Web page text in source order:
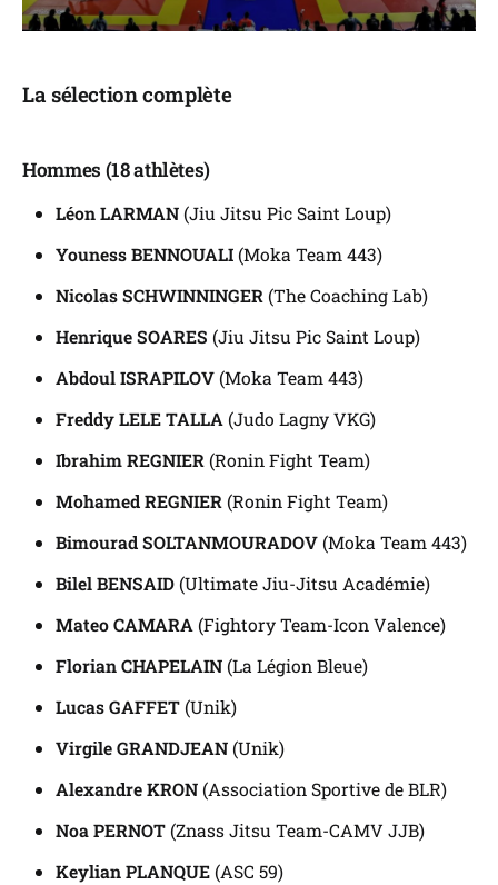
La sélection complète
Hommes (18 athlètes)
Léon LARMAN(Jiu Jitsu Pic Saint Loup)
Youness BENNOUALI(Moka Team 443)
Nicolas SCHWINNINGER (The Coaching Lab)
Henrique SOARES (Jiu Jitsu Pic Saint Loup)
Abdoul ISRAPILOV(Moka Team 443)
Freddy LELE TALLA (Judo Lagny VKG)
Ibrahim REGNIER (Ronin Fight Team)
Mohamed REGNIER (Ronin Fight Team)
Bimourad SOLTANMOURADOV(Moka Team 443)
Bilel BENSAID(Ultimate Jiu-Jitsu Académie)
Mateo CAMARA (Fightory Team-Icon Valence)
Florian CHAPELAIN(La Légion Bleue)
Lucas GAFFET(Unik)
Virgile GRANDJEAN(Unik)
Alexandre KRON(Association Sportive de BLR)
Noa PERNOT(Znass Jitsu Team-CAMV JJB)
Keylian PLANQUE(ASC 59)